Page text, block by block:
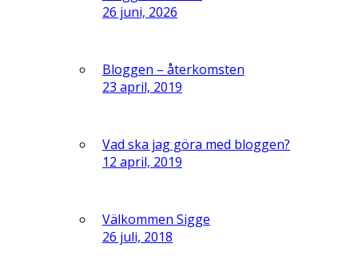
26 juni, 2026
Bloggen – återkomsten
23 april, 2019
Vad ska jag göra med bloggen?
12 april, 2019
Välkommen Sigge
26 juli, 2018